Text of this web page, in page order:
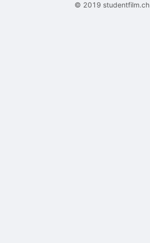
© 2019 studentfilm.ch